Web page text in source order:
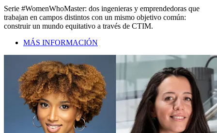
Serie #WomenWhoMaster: dos ingenieras y emprendedoras que
trabajan en campos distintos con un mismo objetivo común:
construir un mundo equitativo a través de CTIM.
MÁS INFORMACIÓN